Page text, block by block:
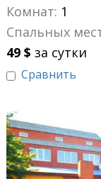
Комнат: 1
Спальных
49 $ за сутки
Сравнить